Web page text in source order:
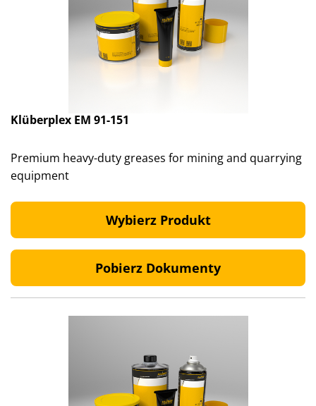
Klüberplex EM 91-151
Premium heavy-duty greases for mining and quarrying
equipment
Wybierz Produkt
Pobierz Dokumenty